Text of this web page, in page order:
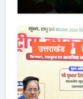
उत्तराखंड